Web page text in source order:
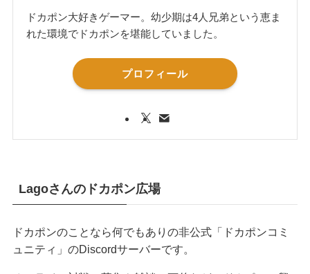
ドカポン大好きゲーマー。幼少期は4人兄弟という恵ま
れた環境でドカポンを堪能していました。
プロフィール
Lagoさんのドカポン広場
ドカポンのことなら何でもありの非公式「ドカポンコミ
ュニティ」のDiscordサーバーです。